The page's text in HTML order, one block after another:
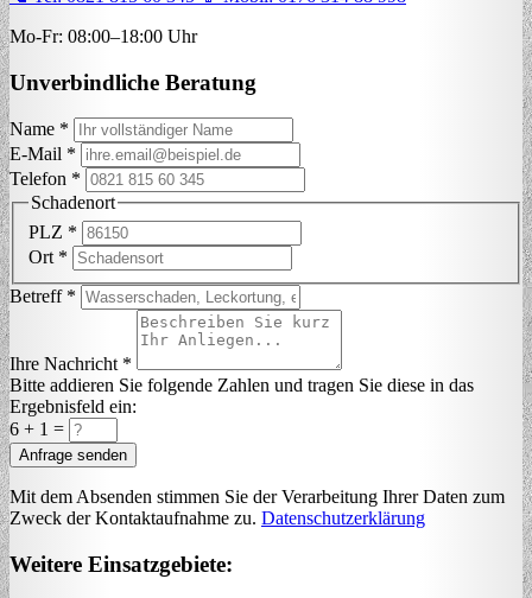
Mo-Fr: 08:00–18:00 Uhr
Unverbindliche Beratung
Name *
E-Mail *
Telefon *
Schadenort
PLZ *
Ort *
Betreff *
Ihre Nachricht *
Bitte addieren Sie folgende Zahlen und tragen Sie diese in das
Ergebnisfeld ein:
6 + 1 =
Anfrage senden
Mit dem Absenden stimmen Sie der Verarbeitung Ihrer Daten zum
Zweck der Kontaktaufnahme zu. Datenschutzerklärung
Weitere Einsatzgebiete: